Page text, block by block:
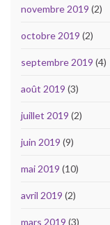
novembre 2019 (2)
octobre 2019 (2)
septembre 2019 (4)
août 2019 (3)
juillet 2019 (2)
juin 2019 (9)
mai 2019 (10)
avril 2019 (2)
mars 2019 (3)